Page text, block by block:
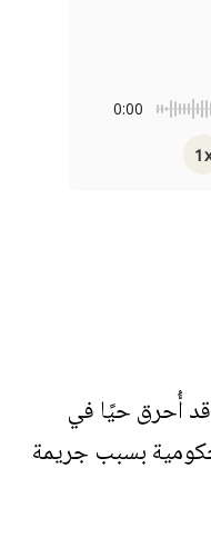
0:00
أُحرق حيًا في
بسبب جريمة